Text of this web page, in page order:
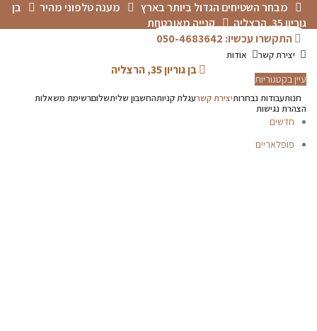
מבחר השטיחים הגדול ביותר בארץ מענה טלפוני מהיר
בן
גוריון 35, הרצליה
קנייה מאובטחת
התקשרו עכשיו: 050-4683642
יצירת קשר אודות
בן גוריון 35, הרצליה
עיין בקטגוריות
חנותעבודות נבחרותיצירת קשרעגלת קניותהחשבון שליתשלוםרשימת משאלות
הצהרת נגישות
חדשים
פופלאריים